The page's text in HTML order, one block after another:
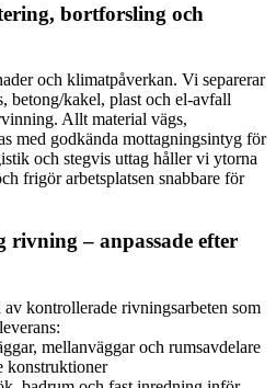
bortforsling och
och klimatpåverkan. Vi separerar
betong/kakel, plast och el-avfall
Allt material vägs,
med godkända mottagningsintyg för
och stegvis uttag håller vi ytorna
frigör arbetsplatsen snabbare för
– anpassade efter
kontrollerade rivningsarbeten som
mellanväggar och rumsavdelare
konstruktioner